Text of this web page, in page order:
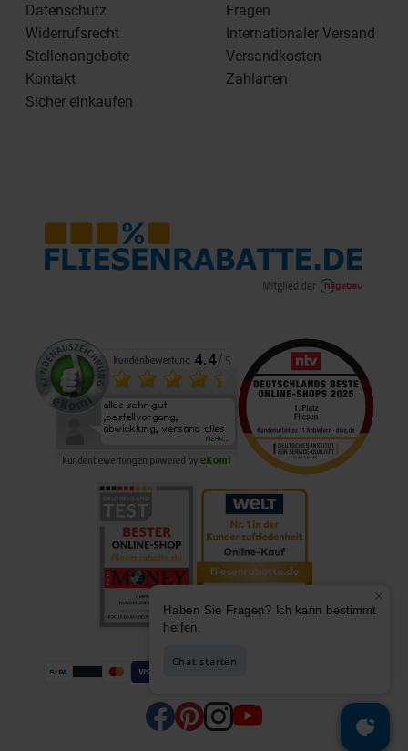
Datenschutz
Widerrufsrecht
Stellenangebote
Kontakt
Sicher einkaufen
Fragen
Internationaler Versand
Versandkosten
Zahlarten